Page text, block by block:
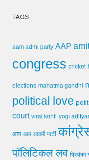
TAGS
aam admi party AAP
congress cricket
elections mahatma gandhi
political love
court virat kohli yogi
आप आम आदमी पार्टी
पॉलिटिकल लव प्रियंका